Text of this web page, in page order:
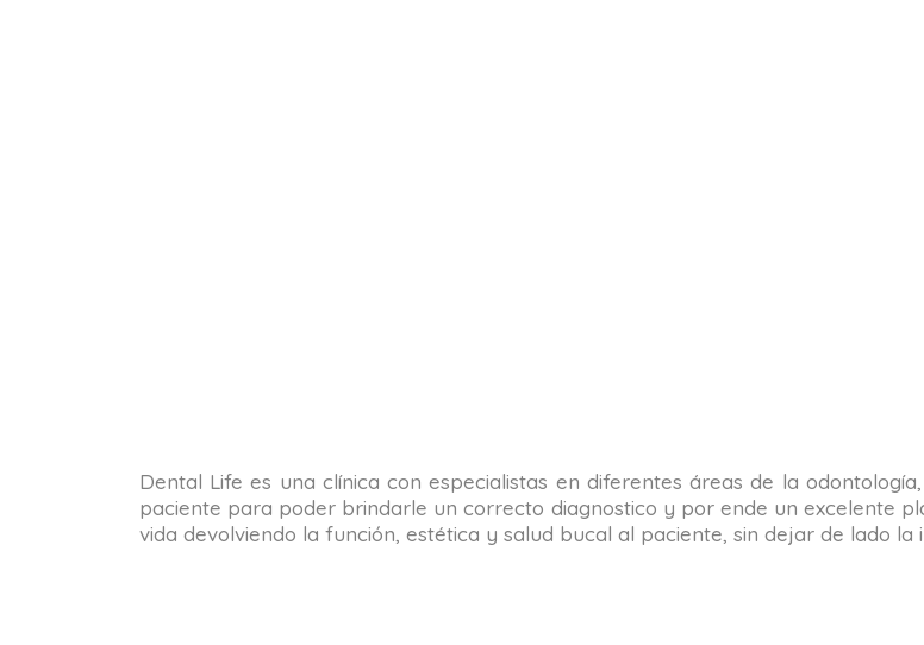
Dental Life es una clínica con especialistas en diferentes áreas de la
paciente para poder brindarle un correcto diagnostico y por ende un excelente
vida devolviendo la función, estética y salud bucal al paciente, sin dejar de lado